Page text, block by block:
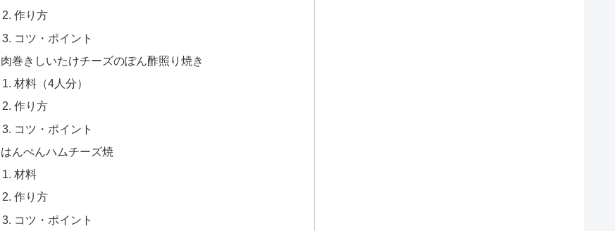
作り方
コツ・ポイント
肉巻きしいたけチーズのぽん酢照り焼き
材料（4人分）
作り方
コツ・ポイント
はんぺんハムチーズ焼
材料
作り方
コツ・ポイント